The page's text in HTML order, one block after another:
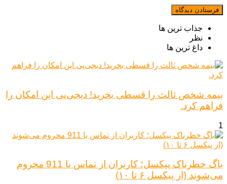
جذاب ترین ها
نظر
داغ ترین ها
بیمه شخص ثالث را قسطی بخرید! دیجی‌پی این امکان را
فراهم کرد.
1
باگ خطرناک پیکسل؛ کاربران از تماس با 911 محروم
می‌شوند (از پیکسل ۶ تا ۱۰)